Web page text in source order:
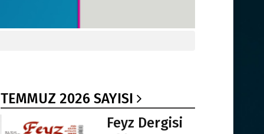
TEMMUZ 2026 SAYISI
Feyz Dergisi